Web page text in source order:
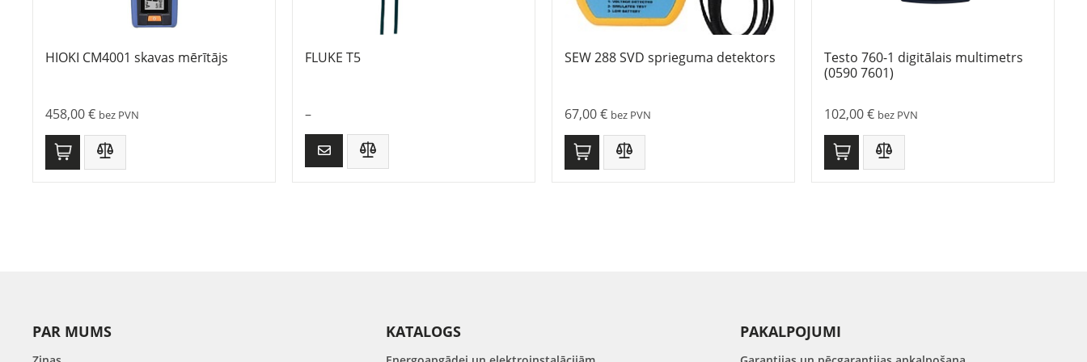
HIOKI CM4001 skavas mērītājs
458,00€ bez PVN
FLUKE T5
–
SEW 288 SVD sprieguma detektors
67,00€ bez PVN
Testo 760-1 digitālais multimetrs
(0590 7601)
102,00€ bez PVN
PAR MUMS KATALOGS PAKALPOJUMI